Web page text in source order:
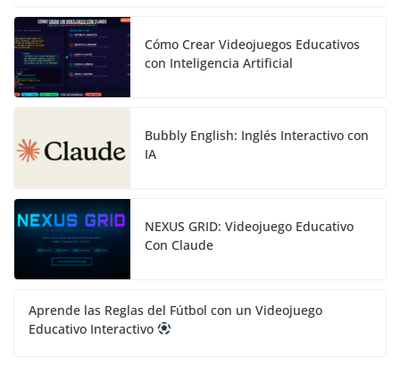
Cómo Crear Videojuegos Educativos
con Inteligencia Artificial
Bubbly English: Inglés Interactivo con
IA
NEXUS GRID: Videojuego Educativo
Con Claude
Aprende las Reglas del Fútbol con un Videojuego
Educativo Interactivo